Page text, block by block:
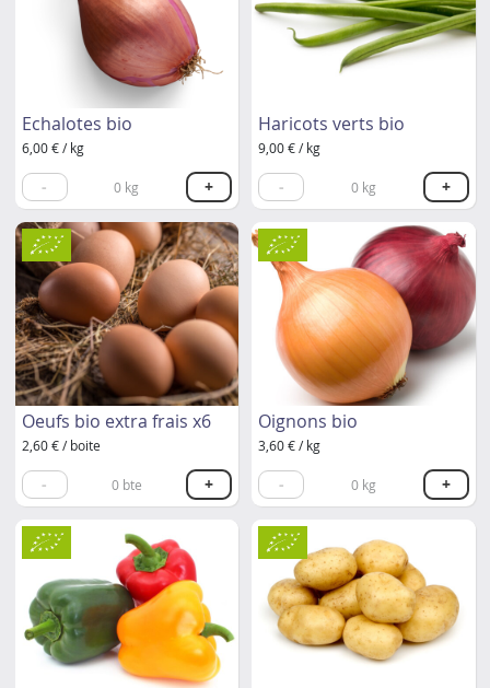
Echalotes bio
6,00 € / kg
- 0 kg +
Haricots verts bio
9,00 € / kg
- 0kg +
Oeufs bio extra frais x6
2,60 € / boite
- 0bte +
Oignons bio
3,60 € / kg
- 0kg +